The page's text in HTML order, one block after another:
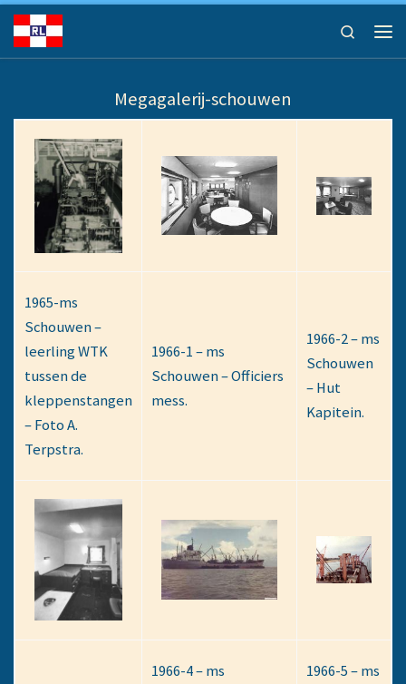
Ga naar inhoud
Search
Megagalerij-schouwen
1965-ms
Schouwen –
leerling WTK
tussen de
kleppenstangen
– Foto A.
Terpstra.
1966-1 – ms
Schouwen – Officiers
mess.
1966-2 – ms
Schouwen
– Hut
Kapitein.
1966-4 – ms
1966-5 – ms